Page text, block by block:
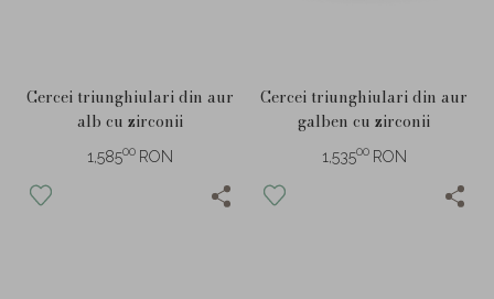
Cercei triunghiulari din aur
alb cu zirconii
1,58500 RON
Cercei triunghiulari din aur
galben cu zirconii
1,53500 RON